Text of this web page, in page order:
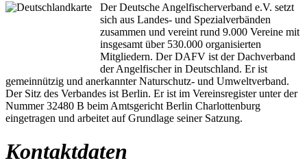
Der Deutsche Angelfischerverband e.V. setzt
sich aus Landes- und Spezialverbänden
zusammen und vereint rund 9.000 Vereine mit
insgesamt über 530.000 organisierten
Mitgliedern. Der DAFV ist der Dachverband
der Angelfischer in Deutschland. Er ist
gemeinnützig und anerkannter Naturschutz- und Umweltverband.
Der Sitz des Verbandes ist Berlin. Er ist im Vereinsregister unter der
Nummer 32480 B beim Amtsgericht Berlin Charlottenburg
eingetragen und arbeitet auf Grundlage seiner Satzung.
Kontaktdaten